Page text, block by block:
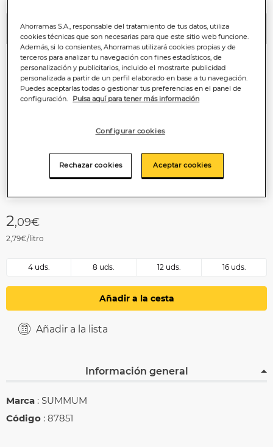
Anterior
2,09€
2,79€/litro
4 uds. 8 uds. 12 uds. 16 uds.
Añadir a la cesta
Añadir a la lista
Información general
Marca : SUMMUM
Código : 87851
Ahorramas S.A., responsable del tratamiento de tus datos, utiliza
cookies técnicas que son necesarias para que este sitio web funcione.
Además, si lo consientes, Ahorramas utilizará cookies propias y de
terceros para analizar tu navegación con fines estadísticos, de
personalización y publicitarios, incluido el mostrarte publicidad
personalizada a partir de un perfil elaborado en base a tu navegación.
Puedes aceptarlas todas o gestionar tus preferencias en el panel de
configuración.
Pulsa aquí para tener más información
Configurar cookies
Rechazar cookies Aceptar cookies